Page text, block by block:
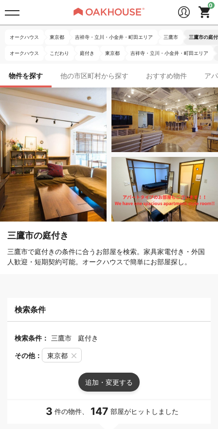
オークハウス 東京都 吉祥寺・立川・小金井・町田エリア 三鷹市 三鷹市の庭
オークハウス こだわり 庭付き 東京都 吉祥寺・立川・小金井・町田エリア
物件を探す 他の市区町村から探す おすすめ物件 ア
三鷹市の庭付き
三鷹市で庭付きの条件に合うお部屋を検索。家具家電付き・外国
人歓迎・短期契約可能。オークハウスで簡単にお部屋探し。
検索条件
検索条件： 三鷹市 庭付き
その他： 東京都
追加・変更する
3 件の物件、 147 部屋がヒットしました